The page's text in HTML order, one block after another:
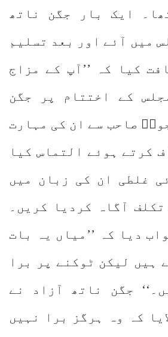
ایک بار جگن ناتھ
میں آئے اور بعد تسلیم
کیا کہ ’’آپ کے مزاج
کے اختتام پر جگن
صاحب سے ان کی مہارت
کرتے ہوئے التماس کیا
غلطی ان کی زبان میں
آگاہ کردیا کریں۔
دیا کہ ’’میاں یہ بات
ہیں لیکن ٹوکنے پر برا
جگن ناتھ آزاد نے
کہ وہ ہرگز برا نہیں